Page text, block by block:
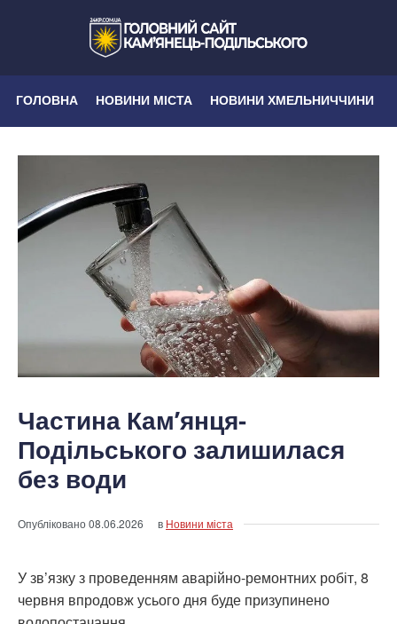
ГОЛОВНА НОВИНИ МІСТА НОВИНИ ХМЕЛЬНИЧЧИНИ
Частина Кам’янця-
Подільського залишилася
без води
Опубліковано08.06.2026 в Новини міста
У зв’язку з проведенням аварійно-ремонтних робіт, 8
червня впродовж усього дня буде призупинено